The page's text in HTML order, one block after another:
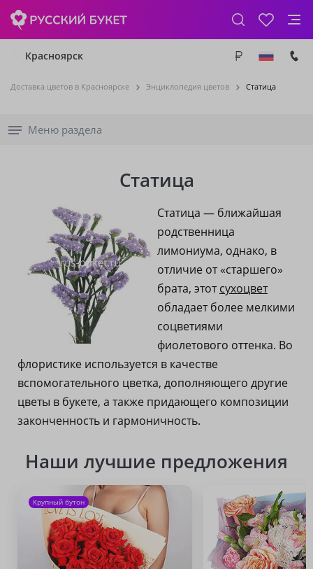
Красноярск
Доставка цветов в Красноярске Энциклопедия цветов Статица
Меню раздела
Статица
Статица — ближайшая
родственница
лимониума, однако, в
отличие от «старшего»
брата, этотсухоцвет
обладает более мелкими
соцветиями
фиолетового оттенка. Во
флористике используется в качестве
вспомогательного цветка, дополняющего другие
цветы в букете, а также придающего композиции
законченность и гармоничность.
Наши лучшие предложения
Крупный бутон